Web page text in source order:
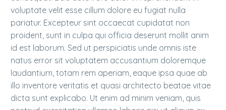
voluptate velit esse cillum dolore eu fugiat nulla
pariatur. Excepteur sint occaecat cupidatat non
proident, sunt in culpa qui officia deserunt mollit anim
id est laborum. Sed ut perspiciatis unde omnis iste
natus error sit voluptatem accusantium doloremque
laudantium, totam rem aperiam, eaque ipsa quae ab
illo inventore veritatis et quasi architecto beatae vitae
dicta sunt explicabo. Ut enim ad minim veniam, quis